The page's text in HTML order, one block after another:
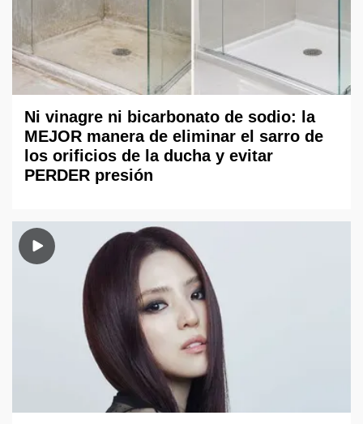
Ni vinagre ni bicarbonato de sodio: la
MEJOR manera de eliminar el sarro de
los orificios de la ducha y evitar
PERDER presión